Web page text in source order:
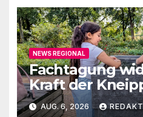
NEWS REGIONAL
Fachtagung
Kraft der
Elemente
AUG. 6, 2026